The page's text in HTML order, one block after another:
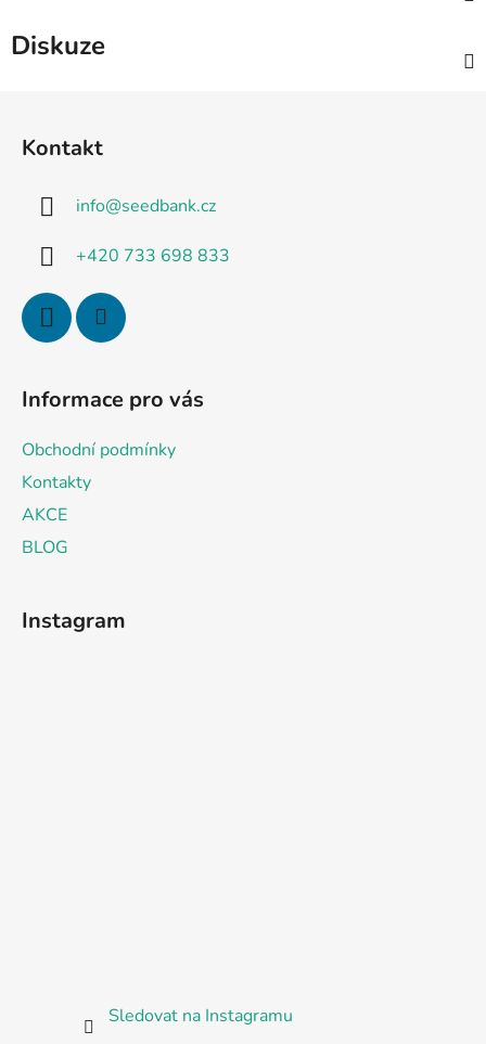
Diskuze
Kontakt
info@seedbank.cz
+420 733 698 833
Informace pro vás
Obchodní podmínky
Kontakty
AKCE
BLOG
Instagram
Sledovat na Instagramu